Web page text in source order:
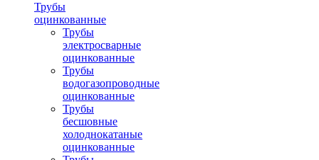
Трубы
оцинкованные
Трубы
электросварные
оцинкованные
Трубы
водогазопроводные
оцинкованные
Трубы
бесшовные
холоднокатаные
оцинкованные